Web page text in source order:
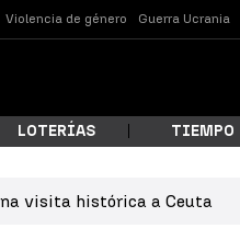
Violencia de género Guerra Ucrania
LOTERÍAS TIEMPO
visita histórica a Ceuta